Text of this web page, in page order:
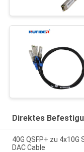
Direktes
40G QSFP+ zu
DAC Cable